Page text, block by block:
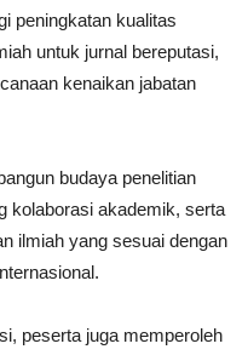
peningkatan kualitas
untuk jurnal bereputasi,
kenaikan jabatan
budaya penelitian
kolaborasi akademik, serta
ilmiah yang sesuai dengan
peserta juga memperoleh